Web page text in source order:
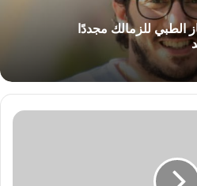
الطبي للزمالك مجددًا